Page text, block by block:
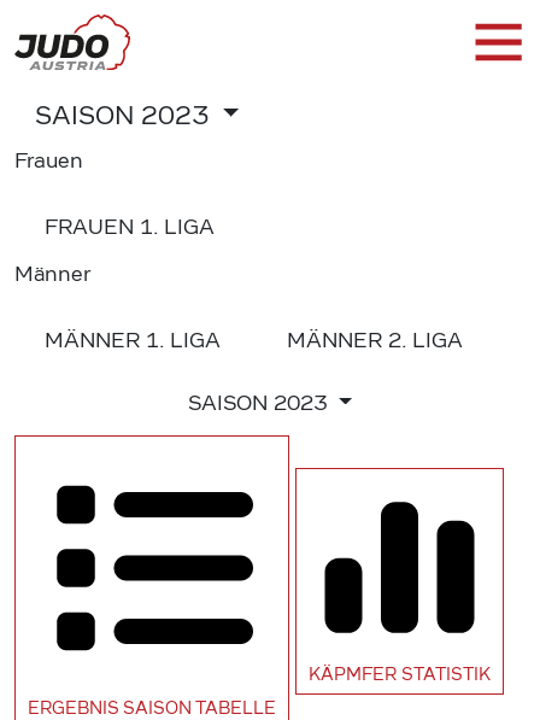
SAISON 2023
Frauen
FRAUEN 1. LIGA
Männer
MÄNNER 1. LIGA MÄNNER 2. LIGA
SAISON 2023
ERGEBNIS SAISON TABELLE
KÄPMFER STATISTIK